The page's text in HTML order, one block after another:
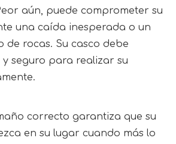
aún, puede comprometer su
una caída inesperada o un
de rocas. Su casco debe
seguro para realizar su
correcto garantiza que su
en su lugar cuando más lo